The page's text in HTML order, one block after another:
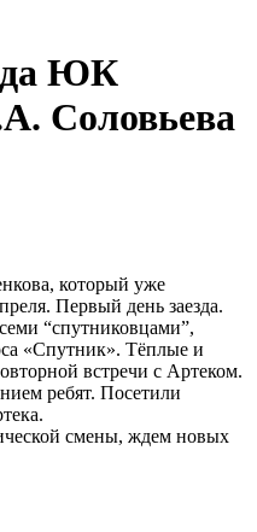
ЮК
Соловьева
который уже
Первый день заезда.
“спутниковцами”,
«Спутник». Тёплые и
встречи с Артеком.
ребят. Посетили
смены, ждем новых